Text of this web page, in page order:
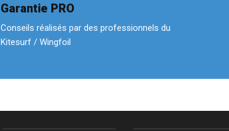
Garantie PRO
Conseils réalisés par des professionnels du
Kitesurf / Wingfoil